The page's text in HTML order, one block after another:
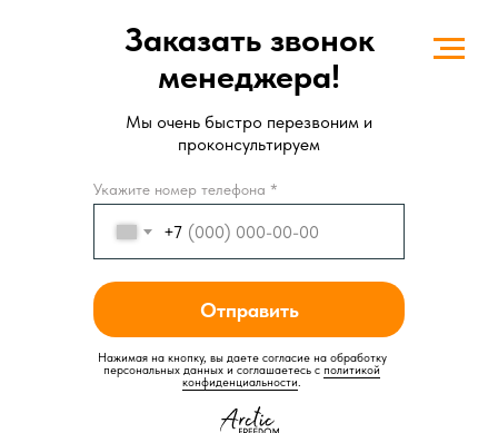
+7
Отправить
Заказать звонок
менеджера!
Мы очень быстро перезвоним и
проконсультируем
Нажимая на кнопку, вы даете согласие на обработку
персональных данных и соглашаетесь c политикой
конфиденциальности.
Укажите номер телефона *